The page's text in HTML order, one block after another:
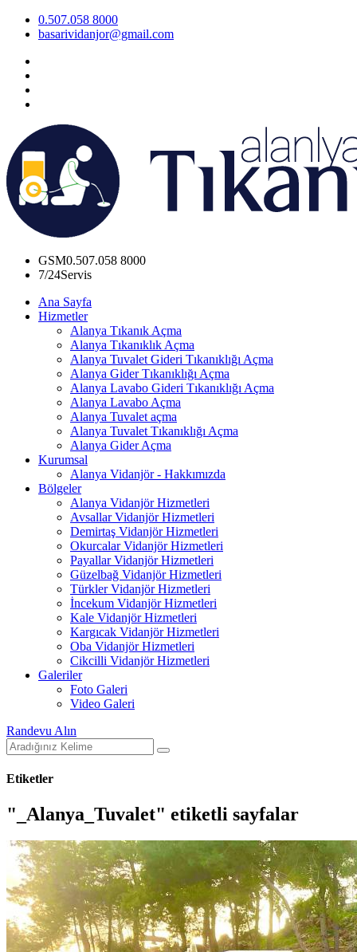
0.507.058 8000
basarividanjor@gmail.com
GSM0.507.058 8000
7/24Servis
Ana Sayfa
Hizmetler
Alanya Tıkanık Açma
Alanya Tıkanıklık Açma
Alanya Tuvalet Gideri Tıkanıklığı Açma
Alanya Gider Tıkanıklığı Açma
Alanya Lavabo Gideri Tıkanıklığı Açma
Alanya Lavabo Açma
Alanya Tuvalet açma
Alanya Tuvalet Tıkanıklığı Açma
Alanya Gider Açma
Kurumsal
Alanya Vidanjör - Hakkımızda
Bölgeler
Alanya Vidanjör Hizmetleri
Avsallar Vidanjör Hizmetleri
Demirtaş Vidanjör Hizmetleri
Okurcalar Vidanjör Hizmetleri
Payallar Vidanjör Hizmetleri
Güzelbağ Vidanjör Hizmetleri
Türkler Vidanjör Hizmetleri
İncekum Vidanjör Hizmetleri
Kale Vidanjör Hizmetleri
Kargıcak Vidanjör Hizmetleri
Oba Vidanjör Hizmetleri
Cikcilli Vidanjör Hizmetleri
Galeriler
Foto Galeri
Video Galeri
Randevu Alın
Etiketler
"_Alanya_Tuvalet" etiketli sayfalar